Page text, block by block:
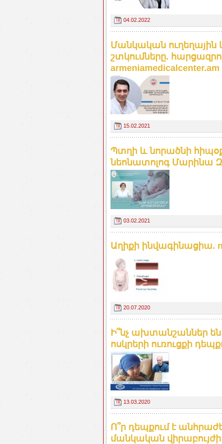
04.02.2022
Մանկական
շտկումները.
armeniamedicalcenter.am
15.02.2021
Պտղի և նորածնի
նեոնատոլոգ Մարինա
03.02.2021
Աղիքի ինվագինացիա.
20.07.2020
Ի՞նչ ախտանշաններ
ոսկրերի ուռուցքի
13.03.2020
Ո՞ր դեպքում է
մանկական վիրաբույժի